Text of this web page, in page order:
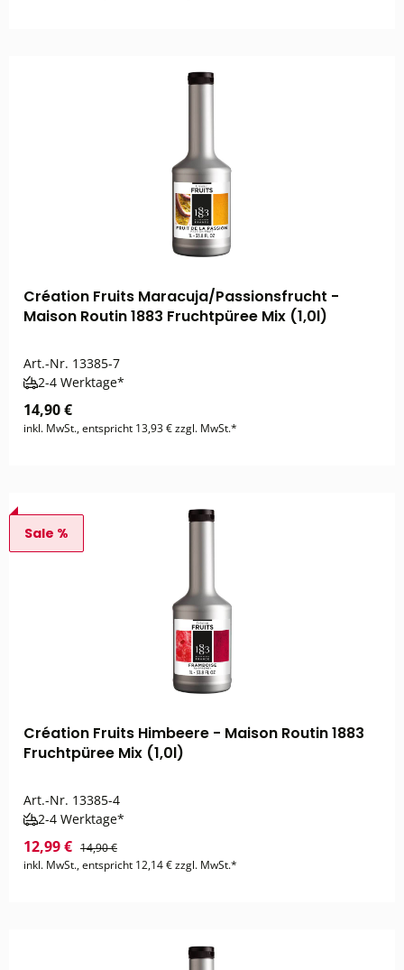
Création Fruits Maracuja/Passionsfrucht -
Maison Routin 1883 Fruchtpüree Mix (1,0l)
Art.-Nr. 13385-7
2-4 Werktage*
14,90 €
inkl. MwSt., entspricht 13,93 € zzgl. MwSt.*
Sale %
Création Fruits Himbeere - Maison Routin 1883
Fruchtpüree Mix (1,0l)
Art.-Nr. 13385-4
2-4 Werktage*
12,99 € 14,90 €
inkl. MwSt., entspricht 12,14 € zzgl. MwSt.*